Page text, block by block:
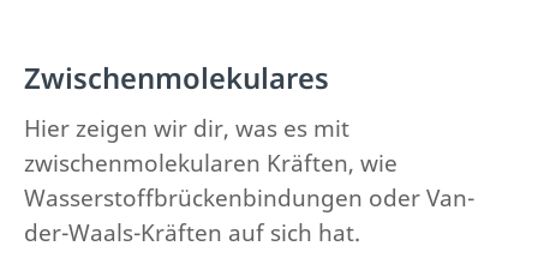
Zwischenmolekulares
Hier zeigen wir dir, was es mit
zwischenmolekularen Kräften, wie
Wasserstoffbrückenbindungen oder Van-
der-Waals-Kräften auf sich hat.